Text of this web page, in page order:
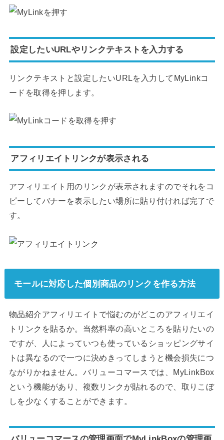
設定したいURLやリンクテキストを入力する
リンクテキストと設定したいURLを入力してMyLinkコ
ードを取得を押します。
アフィリエイトリンクが表示される
アフィリエイト用のリンクが表示されますのでそれをコ
ピーしてバナーを表示したい場所に貼り付ければ完了で
す。
モールに対応した個別商品のリンクを作る方法
物品紹介アフィリエイトで悩むのがどこのアフィリエイ
トリンクを貼るか。当然料率の高いところを貼りたいの
ですが、人によっていつも使っているショッピングサイ
トは異なるので一つに決めきってしまうと機会損失につ
ながりかねません。バリューコマースでは、MyLinkBox
という機能があり、複数リンクが貼れるので、取りこぼ
しを少なくすることができます。